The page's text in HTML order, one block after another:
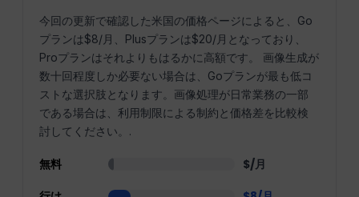
今回の更新で確認した米国の価格ページによると、Go
プランは$8/月、Plusプランは$20/月となっており、
Proプランはそれよりもはるかに高額です。 画像生成が
数十回程度しか必要ない場合は、Goプランが最も低コ
ストな選択肢となります。画像処理が日常業務の一部
である場合は、利用制限による制約と価格差を比較検
討してください。.
無料
$/月